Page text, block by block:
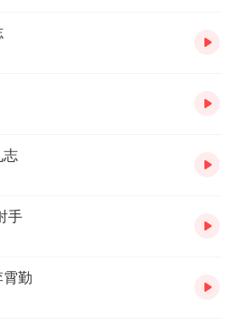
志
手
霄勤